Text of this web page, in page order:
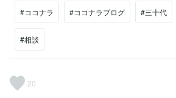
#ココナラ #ココナラブログ #三十代
#相談
20